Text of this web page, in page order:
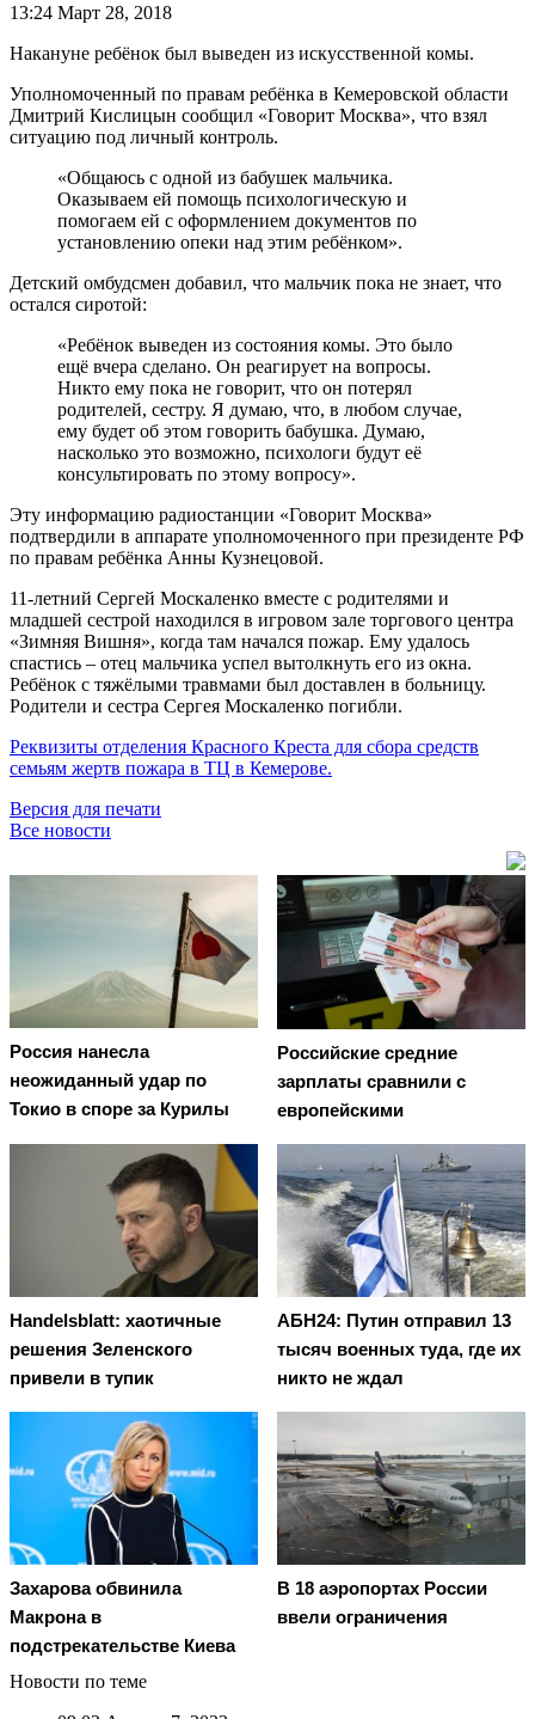
13:24 Март 28, 2018
Накануне ребёнок был выведен из искусственной комы.
Уполномоченный по правам ребёнка в Кемеровской области
Дмитрий Кислицын сообщил «Говорит Москва», что взял
ситуацию под личный контроль.
«Общаюсь с одной из бабушек мальчика.
Оказываем ей помощь психологическую и
помогаем ей с оформлением документов по
установлению опеки над этим ребёнком».
Детский омбудсмен добавил, что мальчик пока не знает, что
остался сиротой:
«Ребёнок выведен из состояния комы. Это было
ещё вчера сделано. Он реагирует на вопросы.
Никто ему пока не говорит, что он потерял
родителей, сестру. Я думаю, что, в любом случае,
ему будет об этом говорить бабушка. Думаю,
насколько это возможно, психологи будут её
консультировать по этому вопросу».
Эту информацию радиостанции «Говорит Москва»
подтвердили в аппарате уполномоченного при президенте РФ
по правам ребёнка Анны Кузнецовой.
11-летний Сергей Москаленко вместе с родителями и
младшей сестрой находился в игровом зале торгового центра
«Зимняя Вишня», когда там начался пожар. Ему удалось
спастись – отец мальчика успел вытолкнуть его из окна.
Ребёнок с тяжёлыми травмами был доставлен в больницу.
Родители и сестра Сергея Москаленко погибли.
Реквизиты отделения Красного Креста для сбора средств
семьям жертв пожара в ТЦ в Кемерове.
Версия для печати
Все новости
Россия нанесла
неожиданный удар по
Токио в споре за Курилы
Российские средние
зарплаты сравнили с
европейскими
Handelsblatt: хаотичные
решения Зеленского
привели в тупик
АБН24: Путин отправил 13
тысяч военных туда, где их
никто не ждал
Захарова обвинила
Макрона в
подстрекательстве Киева
В 18 аэропортах России
ввели ограничения
Новости по теме